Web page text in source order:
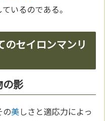
いるのである。
のセイロンマンリ
の影
の美しさと適応力によっ